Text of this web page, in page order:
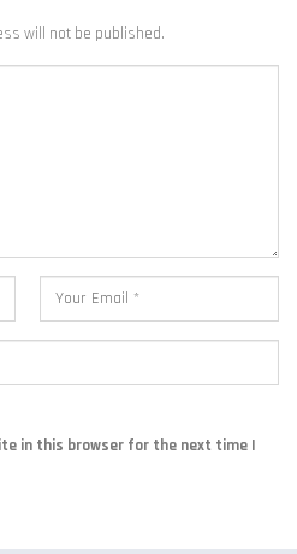
will not be published.
in this browser for the next time I